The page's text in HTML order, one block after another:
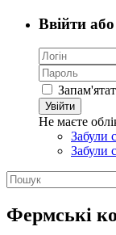
Ввійти
Увійти
Не маєте
Забули
Забули
Фермські